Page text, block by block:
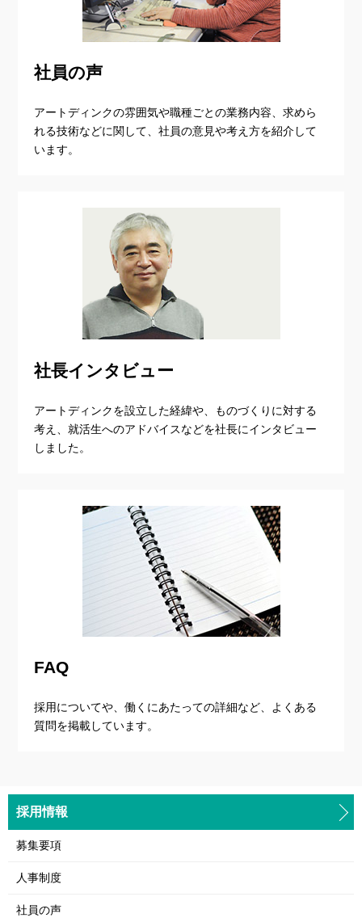
社員の声
アートディンクの雰囲気や職種ごとの業務内容、求めら
れる技術などに関して、社員の意見や考え方を紹介して
います。
社長インタビュー
アートディンクを設立した経緯や、ものづくりに対する
考え、就活生へのアドバイスなどを社長にインタビュー
しました。
FAQ
採用についてや、働くにあたっての詳細など、よくある
質問を掲載しています。
採用情報
募集要項
人事制度
社員の声